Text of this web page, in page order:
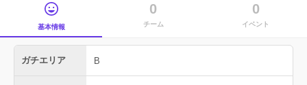
基本情報
0
チーム
0
イベント
ガチエリア B